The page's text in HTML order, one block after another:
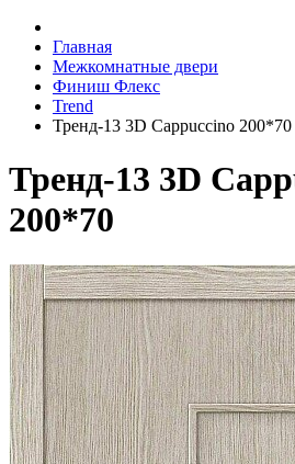
Главная
Межкомнатные двери
Финиш Флекс
Trend
Тренд-13 3D Cappuccino 200*70
Тренд-13 3D
200*70